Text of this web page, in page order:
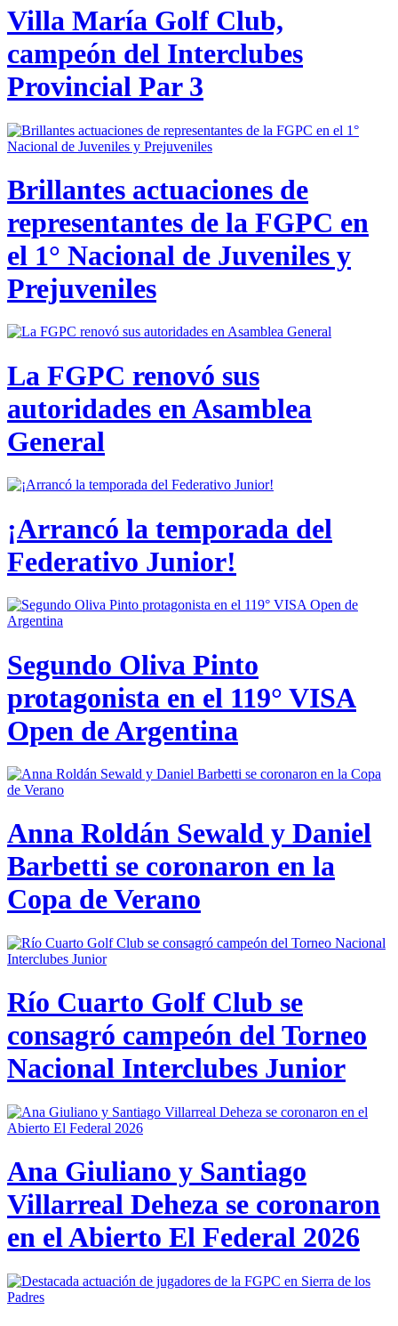
Villa María Golf Club,
campeón del Interclubes
Provincial Par 3
Brillantes actuaciones de
representantes de la FGPC en
el 1° Nacional de Juveniles y
Prejuveniles
La FGPC renovó sus
autoridades en Asamblea
General
¡Arrancó la temporada del
Federativo Junior!
Segundo Oliva Pinto
protagonista en el 119° VISA
Open de Argentina
Anna Roldán Sewald y Daniel
Barbetti se coronaron en la
Copa de Verano
Río Cuarto Golf Club se
consagró campeón del Torneo
Nacional Interclubes Junior
Ana Giuliano y Santiago
Villarreal Deheza se coronaron
en el Abierto El Federal 2026